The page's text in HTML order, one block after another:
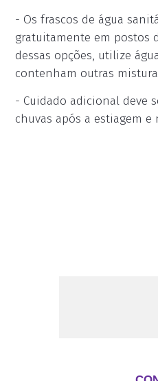
- Os frascos de água
gratuitamente em postos
dessas opções, utilize
contenham outras
- Cuidado adicional deve
chuvas após a estiagem